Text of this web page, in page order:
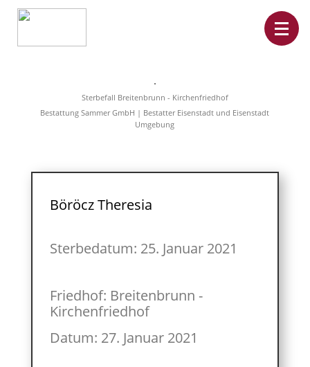
Überführungen
Rat&Hilfe
Sterbefälle
Sterbefall Breitenbrunn - Kirchenfriedhof
Bestattung Sammer GmbH | Bestatter Eisenstadt und Eisenstadt
Umgebung
Böröcz Theresia
Sterbedatum: 25. Januar 2021
Friedhof: Breitenbrunn -
Kirchenfriedhof
Datum: 27. Januar 2021